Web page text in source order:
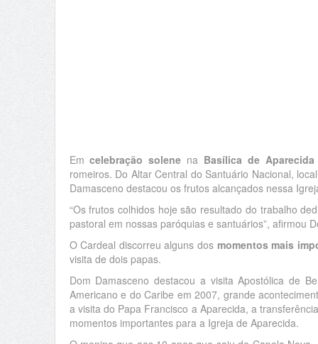
Em celebração solene na Basílica de Aparecida
romeiros. Do Altar Central do Santuário Nacional,
Damasceno destacou os frutos alcançados nessa
“Os frutos colhidos hoje são resultado do trabalho
pastoral em nossas paróquias e santuários”, afirmou
O Cardeal discorreu alguns dos momentos mais
visita de dois papas.
Dom Damasceno destacou a visita Apostólica de
Americano e do Caribe em 2007, grande
a visita do Papa Francisco a Aparecida, a
momentos importantes para a Igreja de Aparecida.